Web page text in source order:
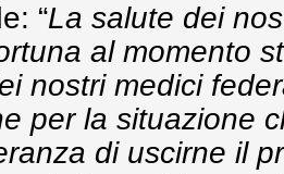
“La salute dei
al momento
nostri medici
per la situazione
di uscirne il